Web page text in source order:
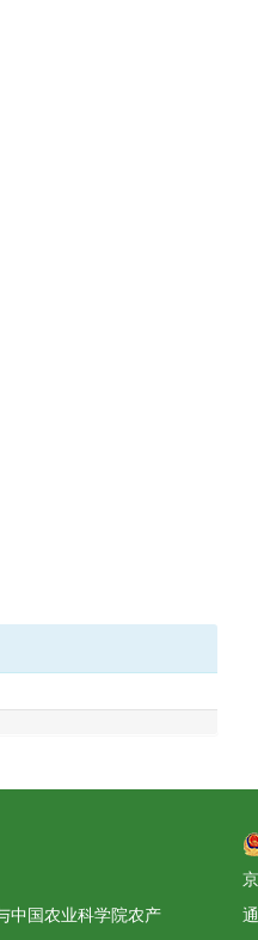
中国农业科学院农产